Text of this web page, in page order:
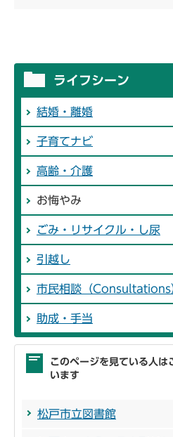
ライフシーン
結婚・離婚
子育てナビ
高齢・介護
お悔やみ
ごみ・リサイクル・し尿
引越し
市民相談（Consultations
助成・手当
このページを見ている人は
います
松戸市立図書館